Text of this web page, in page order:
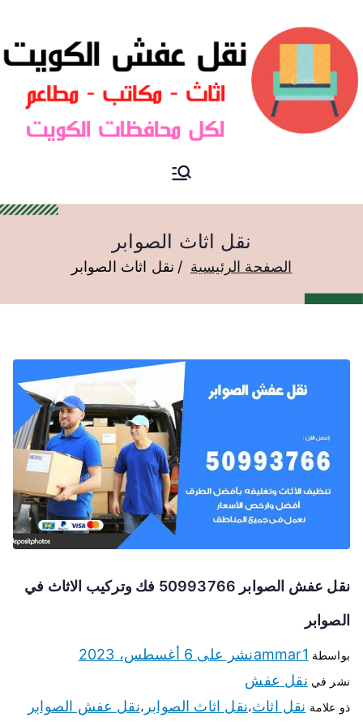
نقل عفش الكويت
نقل اثاث الصوابر
الصفحة الرئيسية نقل اثاث الصوابر
نقل عفش الصوابر 50993766 فك وتركيب الاثاث في
الصوابر
بواسطة ammar1نشر على 6 أغسطس، 2023
نشر في نقل عفش
ذو علامة نقل اثاث،نقل اثاث الصوابر ،نقل عفش الصوابر